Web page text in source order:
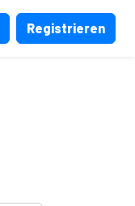
Registrieren